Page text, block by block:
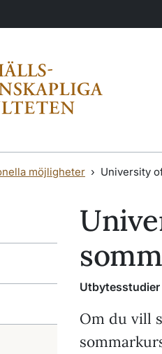
möjligheter University
Utbytesstudier
Om du vill